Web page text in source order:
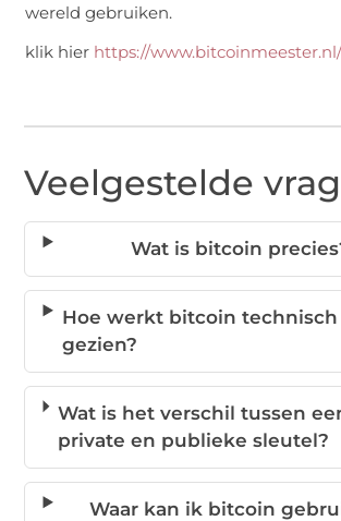
wereld gebruiken.
klik hier https://
Veelgestelde
Wat is bitcoin
Hoe werkt bitcoin technisch
gezien?
Wat is het verschil tussen
private en publieke sleutel?
Waar kan ik bitcoin